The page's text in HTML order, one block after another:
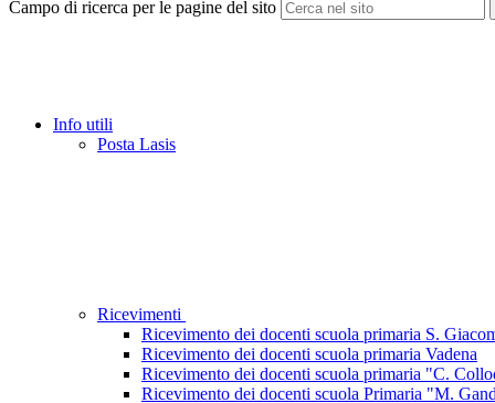
Campo di ricerca per le pagine del sito
Info utili
Posta Lasis
Ricevimenti
Ricevimento dei docenti scuola primaria S.
Ricevimento dei docenti scuola primaria Vadena
Ricevimento dei docenti scuola primaria "C.
Ricevimento dei docenti scuola Primaria "M.